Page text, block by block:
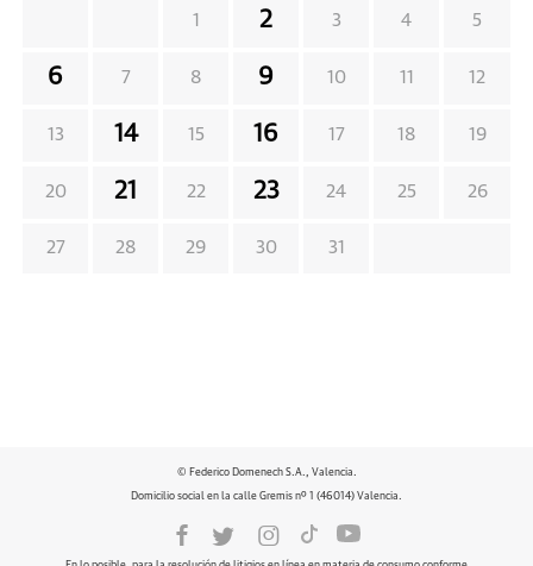
1 2 3 4 5
6 7 8 9 10 11 12
13 14 15 16 17 18 19
20 21 22 23 24 25 26
27 28 29 30 31
© Federico Domenech S.A., Valencia.
Domicilio social en la calle Gremis nº 1 (46014) Valencia.